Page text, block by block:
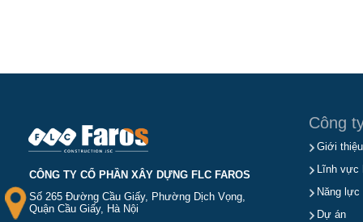
CÔNG TY CỔ PHẦN XÂY DỰNG FLC FAROS
Số 265 Đường Cầu Giấy, Phường Dịch Vọng,
Quận Cầu Giấy, Hà Nội
Công
Giới thiệu
Lĩnh vực
Năng lực
Dự án